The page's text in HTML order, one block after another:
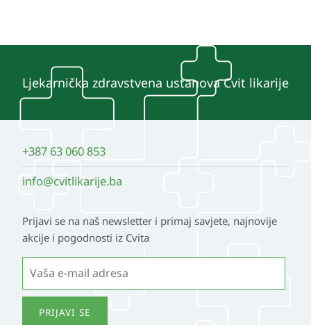
Ljekarnička zdravstvena ustanova Cvit likarije
+387 63 060 853
info@cvitlikarije.ba
Prijavi se na naš newsletter i primaj savjete, najnovije
akcije i pogodnosti iz Cvita